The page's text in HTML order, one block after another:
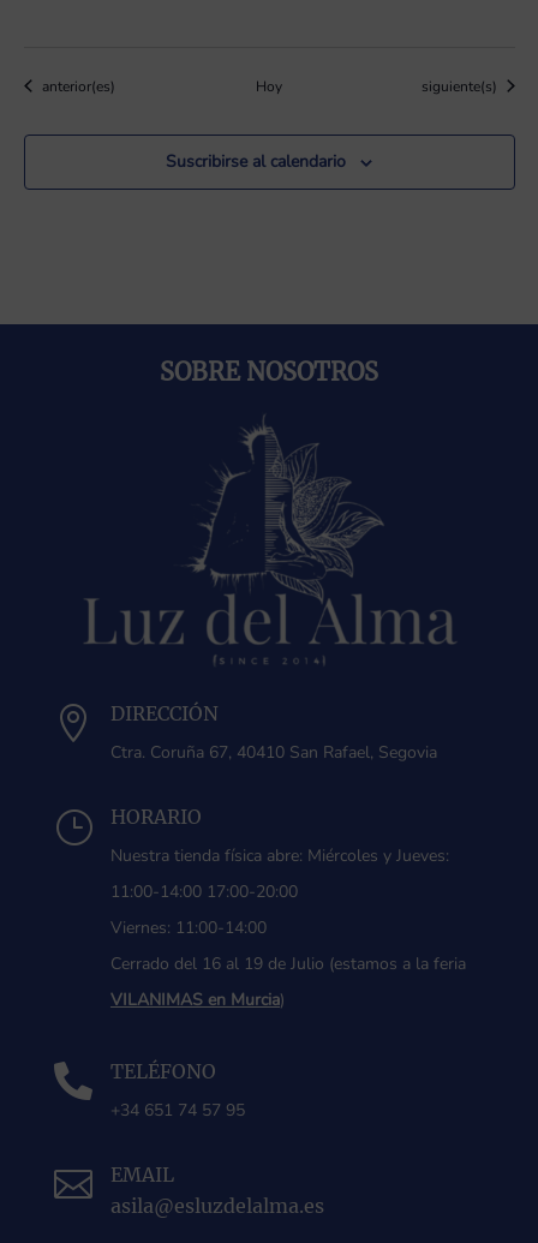
Eventos
anterior(es) Hoy Eventos
siguiente(s)
Suscribirse al calendario
SOBRE NOSOTROS
 DIRECCIÓN
Ctra. Coruña 67, 40410 San Rafael, Segovia
} HORARIO
Nuestra tienda física abre: Miércoles y Jueves:
11:00-14:00 17:00-20:00
Viernes: 11:00-14:00
Cerrado del 16 al 19 de Julio (estamos a la feria
VILANIMAS en Murcia)
 TELÉFONO
+34 651 74 57 95

EMAIL
asila@esluzdelalma.es